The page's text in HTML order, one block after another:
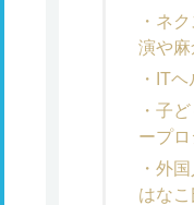
ネ
演や
IT
子
ープロ
外
はな